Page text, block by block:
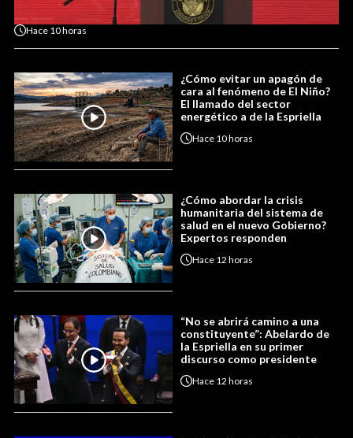
Hace 10 horas
¿Cómo evitar un apagón de
cara al fenómeno de El Niño?
El llamado del sector
energético a de la Espriella
Hace 10 horas
¿Cómo abordar la crisis
humanitaria del sistema de
salud en el nuevo Gobierno?
Expertos responden
Hace 12 horas
“No se abrirá camino a una
constituyente”: Abelardo de
la Espriella en su primer
discurso como presidente
Hace 12 horas